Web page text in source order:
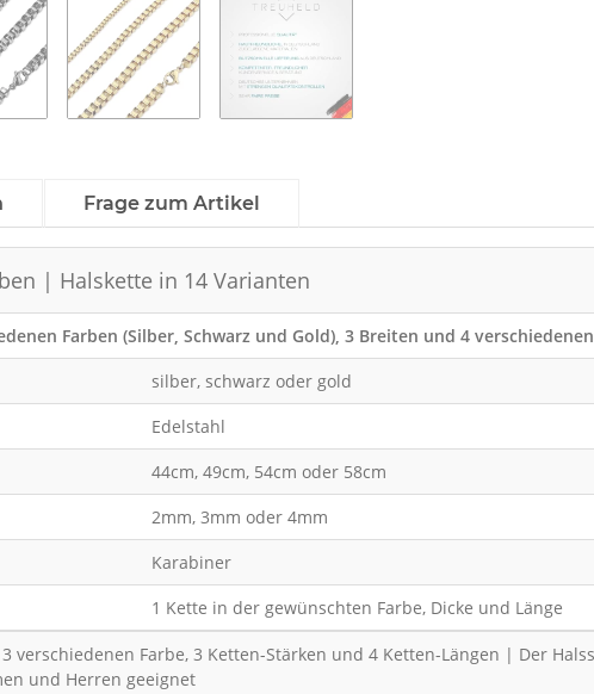
Frage zum Artikel
| Halskette in 14 Varianten
Farben (Silber, Schwarz und Gold), 3 Breiten und 4
silber, schwarz oder gold
Edelstahl
44cm, 49cm, 54cm oder 58cm
2mm, 3mm oder 4mm
Karabiner
1 Kette in der gewünschten Farbe, Dicke und Länge
verschiedenen Farbe, 3 Ketten-Stärken und 4 Ketten-Längen | Der
und Herren geeignet